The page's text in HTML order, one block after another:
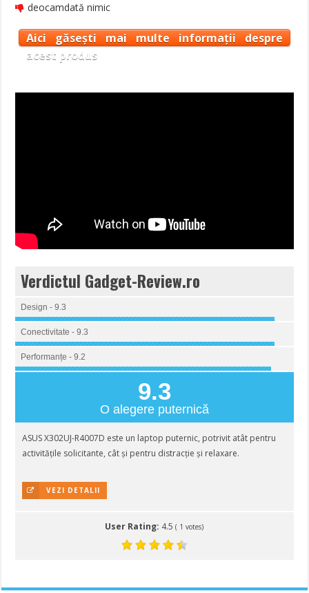
deocamdată nimic
Aici găsești mai multe informații despre
acest produs
Verdictul Gadget-Review.ro
Design - 9.3
Conectivitate - 9.3
Performanțe - 9.2
9.3
O alegere puternică
ASUS X302UJ-R4007D este un laptop puternic, potrivit atât pentru
activitățile solicitante, cât și pentru distracție și relaxare.
VEZI DETALII
User Rating: 4.5 ( 1 votes)